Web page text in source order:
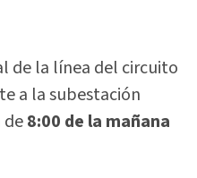
de la línea del circuito
a la subestación
8:00 de la mañana